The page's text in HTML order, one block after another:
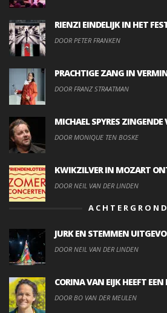
RIENZI EINDELIJK IN HET
DOOR PETER FRANKEN
PRACHTIGE ZANG IN
DOOR FRANZ STRAATMAN
MICHAEL SPYRES ZINGENDE
DOOR MONIQUE TEN BOSKE
KWIKZILVER IN MOZART
DOOR NEIL VAN DER LINDEN
JURK EN STEMMEN
DOOR NEIL VAN DER LINDEN
CORINA VAN EIJK HEEFT
DOOR BO VAN DER MEULEN